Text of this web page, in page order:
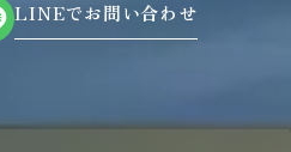
LINEでお問い合わせ